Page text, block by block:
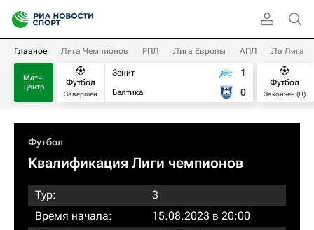
Главное Лига Чемпионов РПЛ Лига Европы АПЛ Ла Лига
Матч-
центр
Футбол
Завершен
Зенит
Балтика
1
0
Футбол
Закончен (П)
Футбол
Квалификация Лиги чемпионов
Тур:
3
Время начала:
15.08.2023 в 20:00